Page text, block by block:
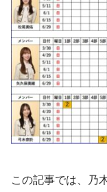
この記事では、乃